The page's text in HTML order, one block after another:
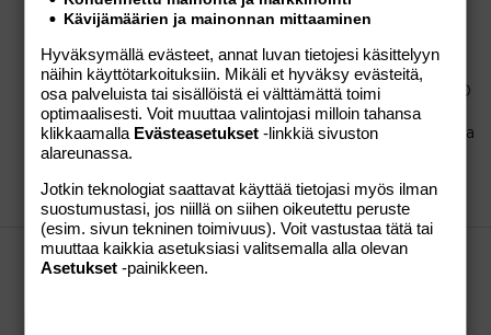
40+
Kiitos, niiin paljon toivon sitä! Jokos sulla on ovis nyt
jos menkat kesti vajaat pari viikkoa? Mä yritän puhua
itselleni järkeä ettei kannata testata huomenna DPO
8 mutta saapa nähdä. Mulla on herkkiä testejä suht
halvalla ostettuna ettei se nyt maailmaa kaada vaikka
testaiskin.
saaminen
40+
Joo se näkymä on kyl outo ku ei heti näe onko
Kävijämäärien ja mainonnan mittaaminen
Hyväksymällä evästeet, annat luvan tietojesi käsittelyyn
näihin käyttötarkoituksiin. Mikäli et hyväksy evästeitä,
osa palveluista tai sisällöistä ei välttämättä toimi
optimaalisesti. Voit muuttaa valintojasi milloin tahansa
klikkaamalla Evästeasetukset -linkkiä sivuston
alareunassa.
Jotkin teknologiat saattavat käyttää tietojasi myös ilman
suostumustasi, jos niillä on siihen oikeutettu peruste
(esim. sivun tekninen toimivuus). Voit vastustaa tätä tai
muuttaa kaikkia asetuksiasi valitsemalla alla olevan
Asetukset -painikkeen.